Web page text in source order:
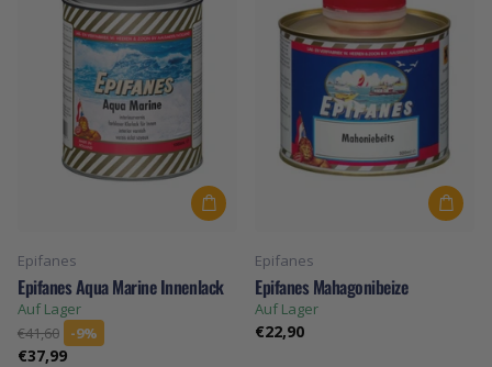
Epifanes
Epifanes Aqua Marine Innenlack
Auf Lager
€41,60
-9%
€37,99
Epifanes
Epifanes Mahagonibeize
Auf Lager
€22,90